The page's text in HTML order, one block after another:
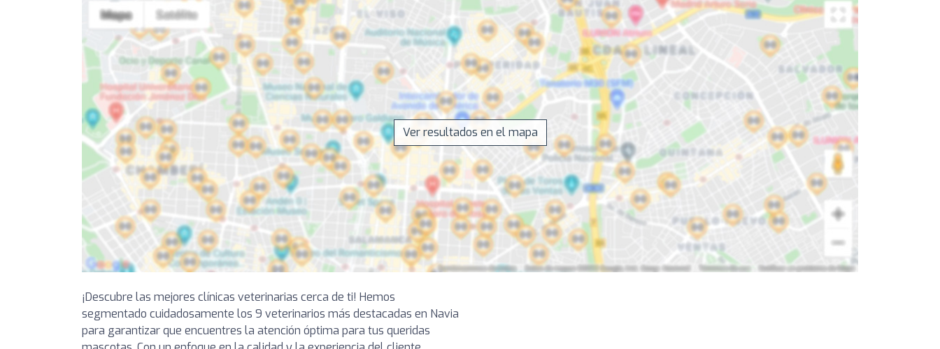
Ver resultados en el mapa
¡Descubre las mejores clínicas veterinarias cerca de ti! Hemos
segmentado cuidadosamente los 9 veterinarios más destacadas en Navia
para garantizar que encuentres la atención óptima para tus queridas